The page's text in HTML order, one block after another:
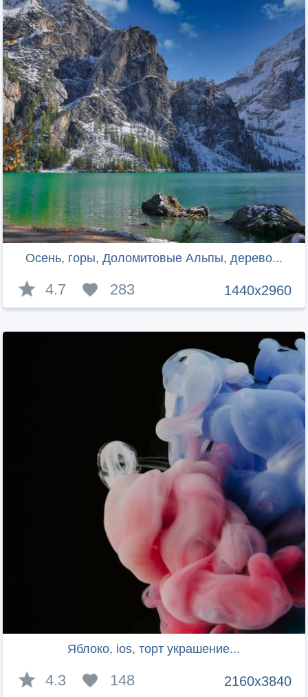
Осень, горы, Доломитовые Альпы, дерево...
1440x2960
4.7 283
Яблоко, ios, торт украшение...
2160x3840
4.3 148